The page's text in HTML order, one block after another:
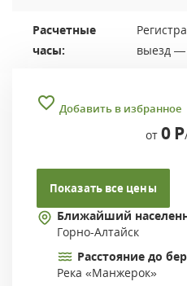
Расчетные
часы:
выезд —
Добавить в избранное
от 0 Р
Показать все цены
Ближайший
Горно-Алтайск
Расстояние до
Река «Манжерок»